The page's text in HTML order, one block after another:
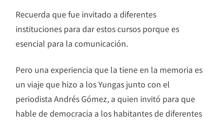
Recuerda que fue invitado a diferentes
instituciones para dar estos cursos porque es
esencial para la comunicación.
Pero una experiencia que la tiene en la memoria es
un viaje que hizo a los Yungas junto con el
periodista Andrés Gómez, a quien invitó para que
hable de democracia a los habitantes de diferentes